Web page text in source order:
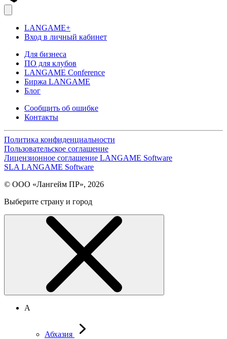
LANGAME+
Вход в личный кабинет
Для бизнеса
ПО для клубов
LANGAME Conference
Биржа LANGAME
Блог
Сообщить об ошибке
Контакты
Политика конфиденциальности
Пользовательское соглашение
Лицензионное соглашение LANGAME Software
SLA LANGAME Software
© ООО «Лангейм ПР», 2026
Выберите страну и город
А
Абхазия